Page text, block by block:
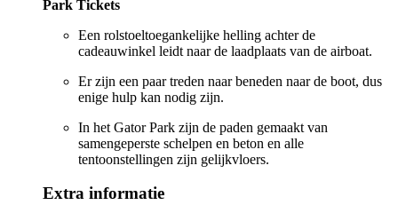
Park Tickets
Een rolstoeltoegankelijke helling achter de
cadeauwinkel leidt naar de laadplaats van de airboat.
Er zijn een paar treden naar beneden naar de boot, dus
enige hulp kan nodig zijn.
In het Gator Park zijn de paden gemaakt van
samengeperste schelpen en beton en alle
tentoonstellingen zijn gelijkvloers.
Extra informatie